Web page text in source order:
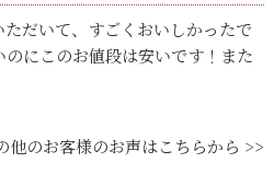
だいて、すごくおいしかったで
にこのお値段は安いです！また
他のお客様のお声はこちらから >>